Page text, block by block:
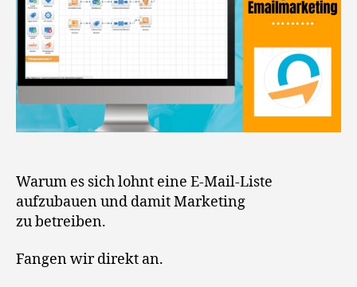
Warum es sich lohnt eine E-Mail-Liste
aufzubauen und damit Marketing
zu betreiben.
Fangen wir direkt an.